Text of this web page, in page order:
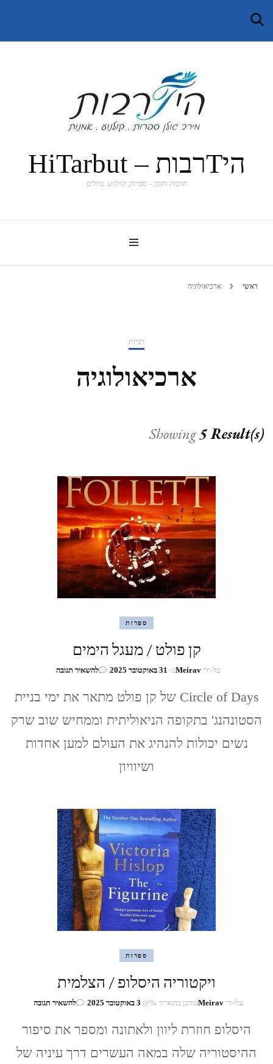
היTרבות – HiTarbut
תרבות ותוכן – ספרות, קולנוע, טיולים
ראשי ארכיאולוגיה
תגיות
ארכיאולוגיה
Showing5 Result(s)
ספרות
קן פולט / מעגל הימים
על-ידי Meiravב- 31 באוקטובר 2025 להשאיר תגובהבנושא
פולט
מעגל
Circle of Days של קן פולט מתאר את ימי בניית
הסטונהנג' בתקופה הניאוליתית וממחיש שוב שרק
נשים יכולות להנהיג את העולם למען אחדות
ושיוויון
ספרות
ויקטוריה היסלופ / הצלמית
על-ידי Meiravעודכן בתאריך %@ 3 באוקטובר 2025 להשאיר תגובהבנושא
היסלופ
הצלמית
היסלופ חוזרת ליוון ולאתונה ומספר את סיפור
ההיסטוריה שלה במאה העשרים דרך עיניה של